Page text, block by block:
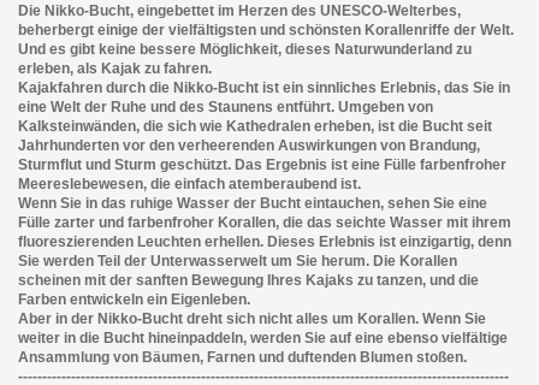
Die Nikko-Bucht, eingebettet im Herzen des UNESCO-Welterbes,
beherbergt einige der vielfältigsten und schönsten Korallenriffe der Welt.
Und es gibt keine bessere Möglichkeit, dieses Naturwunderland zu
erleben, als Kajak zu fahren.
Kajakfahren durch die Nikko-Bucht ist ein sinnliches Erlebnis, das Sie in
eine Welt der Ruhe und des Staunens entführt. Umgeben von
Kalksteinwänden, die sich wie Kathedralen erheben, ist die Bucht seit
Jahrhunderten vor den verheerenden Auswirkungen von Brandung,
Sturmflut und Sturm geschützt. Das Ergebnis ist eine Fülle farbenfroher
Meereslebewesen, die einfach atemberaubend ist.
Wenn Sie in das ruhige Wasser der Bucht eintauchen, sehen Sie eine
Fülle zarter und farbenfroher Korallen, die das seichte Wasser mit ihrem
fluoreszierenden Leuchten erhellen. Dieses Erlebnis ist einzigartig, denn
Sie werden Teil der Unterwasserwelt um Sie herum. Die Korallen
scheinen mit der sanften Bewegung Ihres Kajaks zu tanzen, und die
Farben entwickeln ein Eigenleben.
Aber in der Nikko-Bucht dreht sich nicht alles um Korallen. Wenn Sie
weiter in die Bucht hineinpaddeln, werden Sie auf eine ebenso vielfältige
Ansammlung von Bäumen, Farnen und duftenden Blumen stoßen.
------------------------------------------------------------------------------------------------------